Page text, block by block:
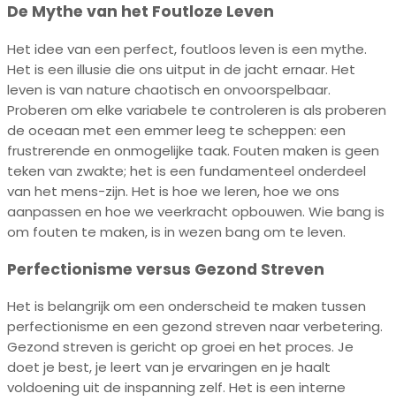
De Mythe van het Foutloze Leven
Het idee van een perfect, foutloos leven is een mythe.
Het is een illusie die ons uitput in de jacht ernaar. Het
leven is van nature chaotisch en onvoorspelbaar.
Proberen om elke variabele te controleren is als proberen
de oceaan met een emmer leeg te scheppen: een
frustrerende en onmogelijke taak. Fouten maken is geen
teken van zwakte; het is een fundamenteel onderdeel
van het mens-zijn. Het is hoe we leren, hoe we ons
aanpassen en hoe we veerkracht opbouwen. Wie bang is
om fouten te maken, is in wezen bang om te leven.
Perfectionisme versus Gezond Streven
Het is belangrijk om een onderscheid te maken tussen
perfectionisme en een gezond streven naar verbetering.
Gezond streven is gericht op groei en het proces. Je
doet je best, je leert van je ervaringen en je haalt
voldoening uit de inspanning zelf. Het is een interne